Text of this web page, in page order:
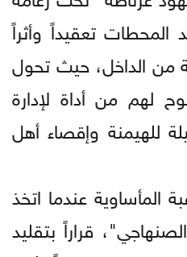
تعقيداً وأثراً
من الداخل، حيث تحول
لهم من أداة لإدارة
للهيمنة وإقصاء أهل
عندما اتخذ
قراراً بتقليد